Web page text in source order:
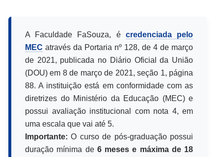
A Faculdade FaSouza, é credenciada pelo
MEC através da Portaria nº 128, de 4 de março
de 2021, publicada no Diário Oficial da União
(DOU) em 8 de março de 2021, seção 1, página
88. A instituição está em conformidade com as
diretrizes do Ministério da Educação (MEC) e
possui avaliação institucional com nota 4, em
uma escala que vai até 5.
Importante: O curso de pós-graduação possui
duração mínima de 6 meses e máxima de 18